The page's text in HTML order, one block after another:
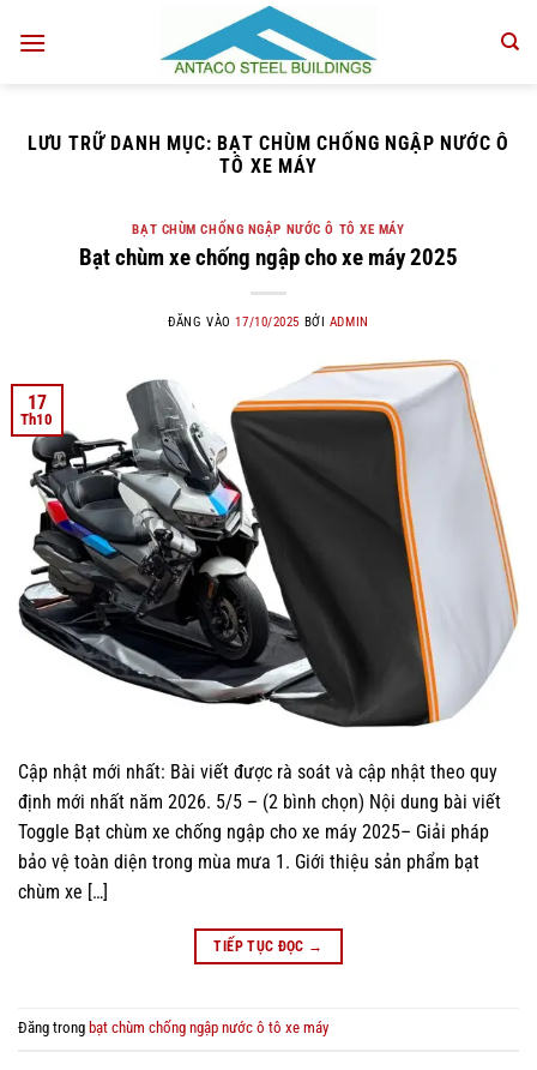
qua
LƯU TRỮ DANH MỤC: BẠT CHÙM CHỐNG NGẬP NƯỚC Ô
TÔ XE MÁY
BẠT CHÙM CHỐNG NGẬP NƯỚC Ô TÔ XE MÁY
Bạt chùm xe chống ngập cho xe máy 2025
ĐĂNG VÀO17/10/2025 BỞI ADMIN
17
Th10
Cập nhật mới nhất: Bài viết được rà soát và cập nhật theo quy
định mới nhất năm 2026. 5/5 – (2 bình chọn) Nội dung bài viết
Toggle Bạt chùm xe chống ngập cho xe máy 2025– Giải pháp
bảo vệ toàn diện trong mùa mưa 1. Giới thiệu sản phẩm bạt
chùm xe […]
TIẾP TỤC ĐỌC →
Đăng trong bạt chùm chống ngập nước ô tô xe máy